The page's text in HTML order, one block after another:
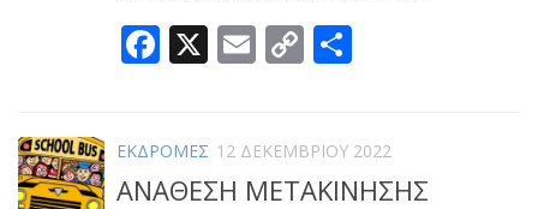
Facebook
X Email
Copy
Link
ΕΚΔΡΟΜΕΣ 12 ΔΕΚΕΜΒΡΊΟΥ 2022
ΑΝΑΘΕΣΗ ΜΕΤΑΚΙΝΗΣΗΣ